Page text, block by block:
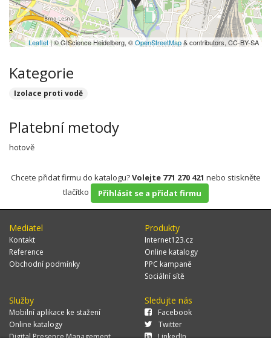
Leaflet| © GIScience Heidelberg, ©OpenStreetMap& contributors, CC-BY-SA
Kategorie
Izolace proti vodě
Platební metody
hotově
Chcete přidat firmu do katalogu?Volejte 771 270 421 nebo stiskněte
tlačítko
Přihlásit se a přidat firmu
Mediatel
Kontakt
Reference
Obchodní podmínky
Produkty
Internet123.cz
Online katalogy
PPC kampaně
Sociální sítě
Služby
Mobilní aplikace ke stažení
Online katalogy
Digital Presence Management
Sledujte nás
Facebook
Twitter
LinkedIn